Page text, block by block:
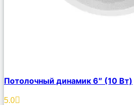
Описание
Избранное
Потолочный динамик 6″ (10 Вт)
5.0